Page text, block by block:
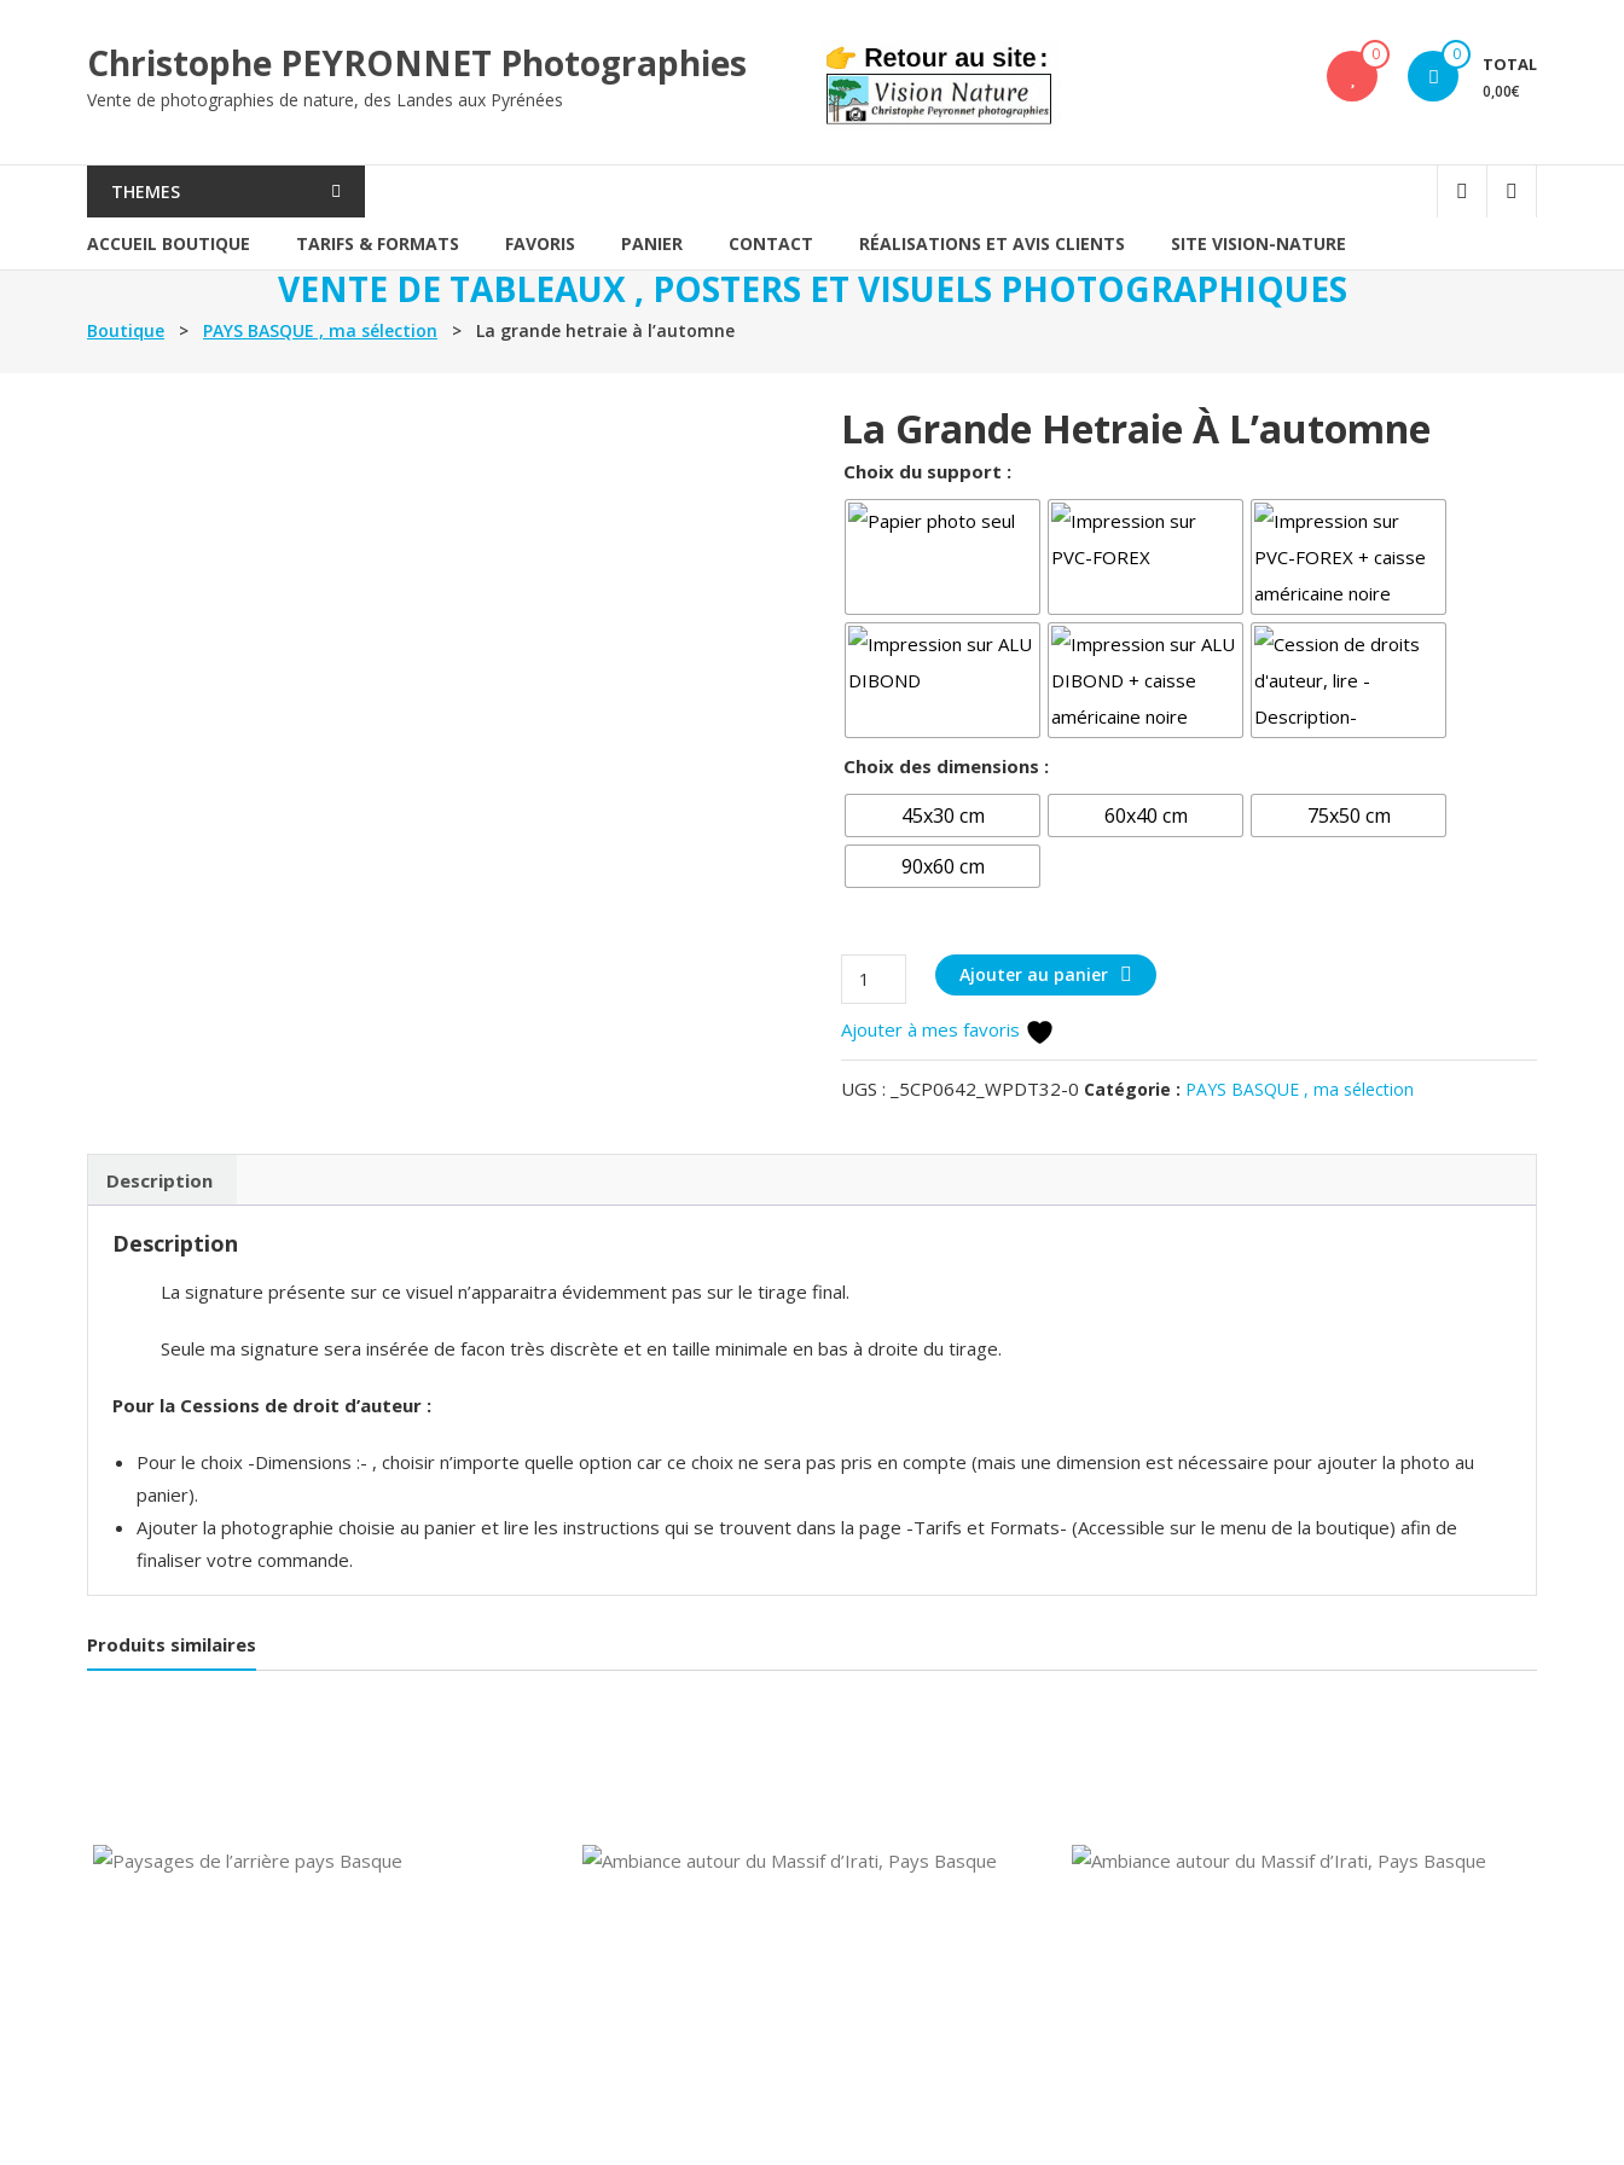
Christophe PEYRONNET Photographies
Vente de photographies de nature, des Landes aux Pyrénées
0 0 TOTAL
0,00€
THEMES
ACCUEIL BOUTIQUE TARIFS & FORMATS FAVORIS PANIER CONTACT RÉALISATIONS ET AVIS CLIENTS SITE VISION-NATURE
VENTE DE TABLEAUX , POSTERS ET VISUELS PHOTOGRAPHIQUES
Boutique > PAYS BASQUE , ma sélection > La grande hetraie à l’automne
La Grande Hetraie À L’automne
Choix du support :
Choix des dimensions :
45x30 cm 60x40 cm
75x50 cm
90x60 cm
quantité
de
La
grande
hetraie
Ajouter au panier
Ajouter à mes favoris
UGS : _5CP0642_WPDT32-0 Catégorie : PAYS BASQUE , ma sélection
Description
Description
La signature présente sur ce visuel n’apparaitra évidemment pas sur le tirage final.
Seule ma signature sera insérée de facon très discrète et en taille minimale en bas à droite du tirage.
Pour la Cessions de droit d’auteur :
Pour le choix -Dimensions :- , choisir n’importe quelle option car ce choix ne sera pas pris en compte (mais une dimension est nécessaire pour ajouter la photo au
panier).
Ajouter la photographie choisie au panier et lire les instructions qui se trouvent dans la page -Tarifs et Formats- (Accessible sur le menu de la boutique) afin de
finaliser votre commande.
Produits similaires